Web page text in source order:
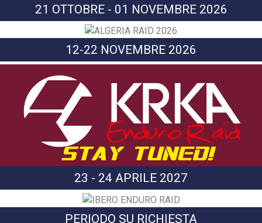
21 OTTOBRE - 01 NOVEMBRE 2026
12-22 NOVEMBRE 2026
23 - 24 APRILE 2027
PERIODO SU RICHIESTA